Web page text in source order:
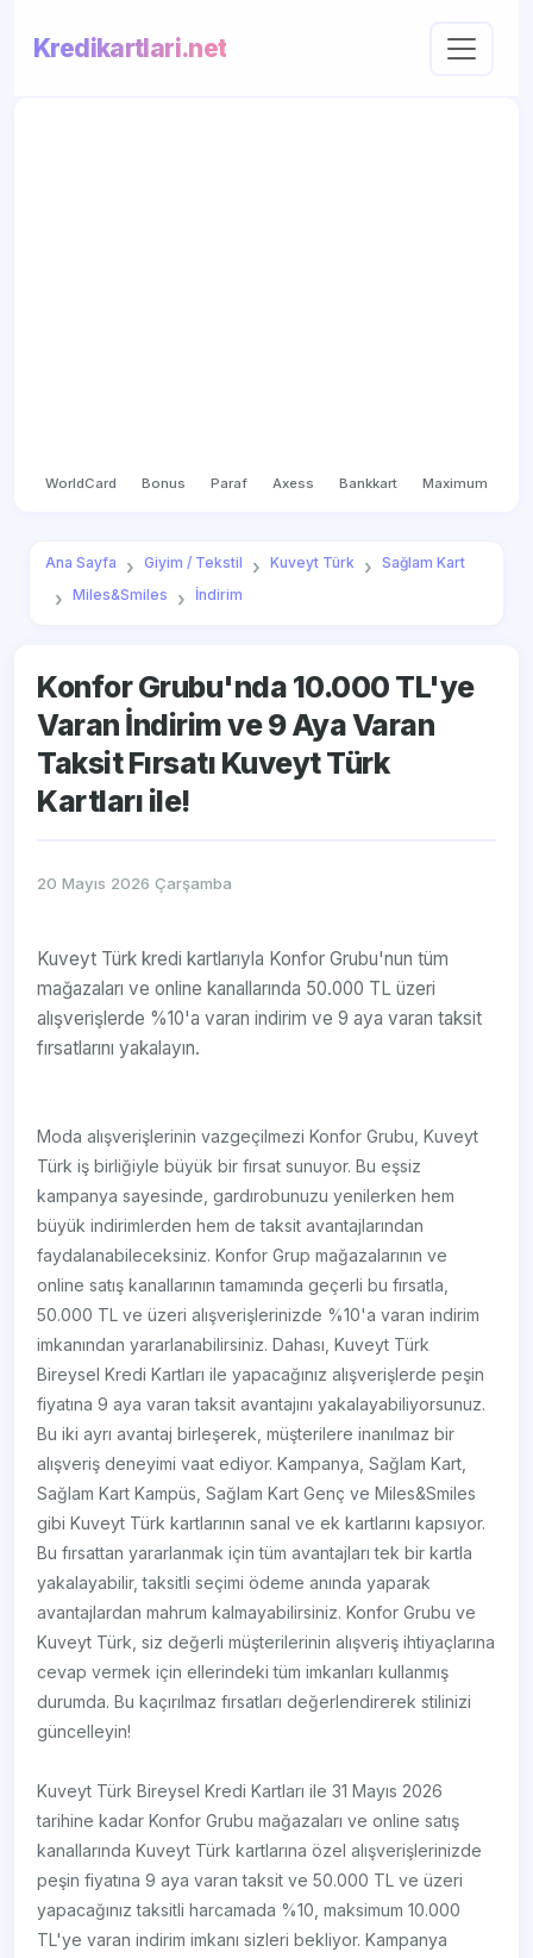
Kredikartlari.net
WorldCard Bonus Paraf Axess Bankkart Maximum
Ana Sayfa Giyim / Tekstil Kuveyt Türk
Sağlam Kart
Miles&Smiles
İndirim
Konfor Grubu'nda 10.000 TL'ye
Varan İndirim ve 9 Aya Varan
Taksit Fırsatı Kuveyt Türk
Kartları ile!
20 Mayıs 2026 Çarşamba
Kuveyt Türk kredi kartlarıyla Konfor Grubu'nun tüm
mağazaları ve online kanallarında 50.000 TL üzeri
alışverişlerde %10'a varan indirim ve 9 aya varan taksit
fırsatlarını yakalayın.
Moda alışverişlerinin vazgeçilmezi Konfor Grubu, Kuveyt
Türk iş birliğiyle büyük bir fırsat sunuyor. Bu eşsiz
kampanya sayesinde, gardırobunuzu yenilerken hem
büyük indirimlerden hem de taksit avantajlarından
faydalanabileceksiniz. Konfor Grup mağazalarının ve
online satış kanallarının tamamında geçerli bu fırsatla,
50.000 TL ve üzeri alışverişlerinizde %10'a varan indirim
imkanından yararlanabilirsiniz. Dahası, Kuveyt Türk
Bireysel Kredi Kartları ile yapacağınız alışverişlerde peşin
fiyatına 9 aya varan taksit avantajını yakalayabiliyorsunuz.
Bu iki ayrı avantaj birleşerek, müşterilere inanılmaz bir
alışveriş deneyimi vaat ediyor. Kampanya, Sağlam Kart,
Sağlam Kart Kampüs, Sağlam Kart Genç ve Miles&Smiles
gibi Kuveyt Türk kartlarının sanal ve ek kartlarını kapsıyor.
Bu fırsattan yararlanmak için tüm avantajları tek bir kartla
yakalayabilir, taksitli seçimi ödeme anında yaparak
avantajlardan mahrum kalmayabilirsiniz. Konfor Grubu ve
Kuveyt Türk, siz değerli müşterilerinin alışveriş ihtiyaçlarına
cevap vermek için ellerindeki tüm imkanları kullanmış
durumda. Bu kaçırılmaz fırsatları değerlendirerek stilinizi
güncelleyin!
Kuveyt Türk Bireysel Kredi Kartları ile 31 Mayıs 2026
tarihine kadar Konfor Grubu mağazaları ve online satış
kanallarında Kuveyt Türk kartlarına özel alışverişlerinizde
peşin fiyatına 9 aya varan taksit ve 50.000 TL ve üzeri
yapacağınız taksitli harcamada %10, maksimum 10.000
TL'ye varan indirim imkanı sizleri bekliyor. Kampanya